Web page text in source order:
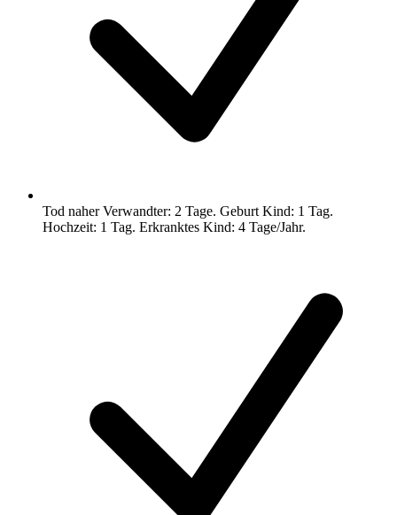
Tod naher Verwandter: 2 Tage. Geburt Kind: 1 Tag.
Hochzeit: 1 Tag. Erkranktes Kind: 4 Tage/Jahr.